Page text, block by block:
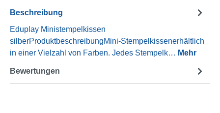
Beschreibung
Eduplay Ministempelkissen
silberProduktbeschreibungMini-Stempelkissenerhältlich
in einer Vielzahl von Farben. Jedes Stempelk… Mehr
Bewertungen